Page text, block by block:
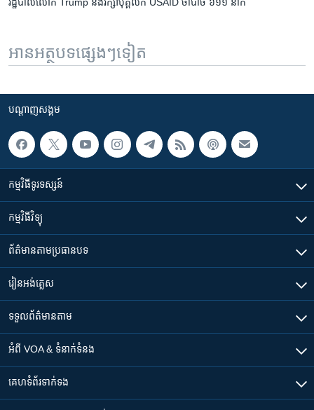
អានអត្ថបទផ្សេងៗទៀត
បណ្តាញ​សង្គម
កម្មវិធី​ទូរទស្សន៍
កម្មវិធី​វិទ្យុ
ព័ត៌មាន​តាមប្រធានបទ​
រៀន​​អង់គ្លេស
ទទួល​ព័ត៌មាន​តាម
អំពី​ VOA & ទំនាក់ទំនង
គេហទំព័រ​​ទាក់ទង